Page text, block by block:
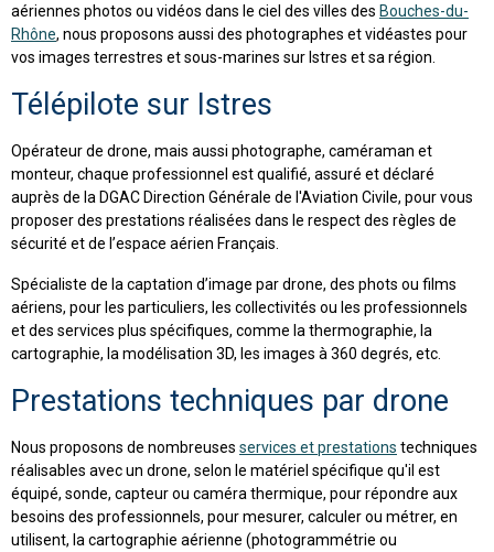
aériennes photos ou vidéos dans le ciel des villes des Bouches-du-
Rhône, nous proposons aussi des photographes et vidéastes pour
vos images terrestres et sous-marines sur Istres et sa région.
Télépilote sur Istres
Opérateur de drone, mais aussi photographe, caméraman et
monteur, chaque professionnel est qualifié, assuré et déclaré
auprès de la DGAC Direction Générale de l'Aviation Civile, pour vous
proposer des prestations réalisées dans le respect des règles de
sécurité et de l’espace aérien Français.
Spécialiste de la captation d’image par drone, des phots ou films
aériens, pour les particuliers, les collectivités ou les professionnels
et des services plus spécifiques, comme la thermographie, la
cartographie, la modélisation 3D, les images à 360 degrés, etc.
Prestations techniques par drone
Nous proposons de nombreuses services et prestations techniques
réalisables avec un drone, selon le matériel spécifique qu'il est
équipé, sonde, capteur ou caméra thermique, pour répondre aux
besoins des professionnels, pour mesurer, calculer ou métrer, en
utilisent, la cartographie aérienne (photogrammétrie ou